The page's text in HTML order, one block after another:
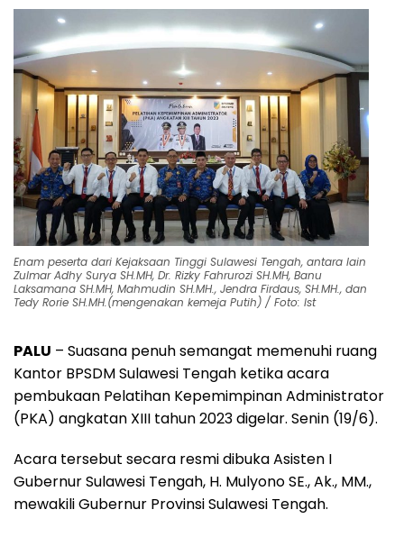
Enam peserta dari Kejaksaan Tinggi Sulawesi Tengah, antara lain
Zulmar Adhy Surya SH.MH, Dr. Rizky Fahrurozi SH.MH, Banu
Laksamana SH.MH, Mahmudin SH.MH., Jendra Firdaus, SH.MH., dan
Tedy Rorie SH.MH.(mengenakan kemeja Putih) / Foto: Ist
PALU – Suasana penuh semangat memenuhi ruang
Kantor BPSDM Sulawesi Tengah ketika acara
pembukaan Pelatihan Kepemimpinan Administrator
(PKA) angkatan XIII tahun 2023 digelar. Senin (19/6).
Acara tersebut secara resmi dibuka Asisten I
Gubernur Sulawesi Tengah, H. Mulyono SE., Ak., MM.,
mewakili Gubernur Provinsi Sulawesi Tengah.